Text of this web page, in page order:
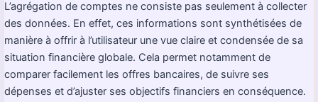
L’agrégation de comptes ne consiste pas seulement à collecter
des données. En effet, ces informations sont synthétisées de
manière à offrir à l’utilisateur une vue claire et condensée de sa
situation financière globale. Cela permet notamment de
comparer facilement les offres bancaires, de suivre ses
dépenses et d’ajuster ses objectifs financiers en conséquence.